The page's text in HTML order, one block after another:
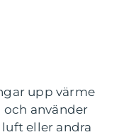
upp värme
och använder
eller andra